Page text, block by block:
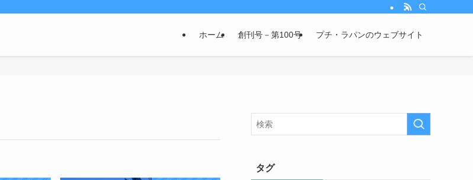
ホーム 創刊号－第100号 プチ・ラパンのウェブサイト
タグ